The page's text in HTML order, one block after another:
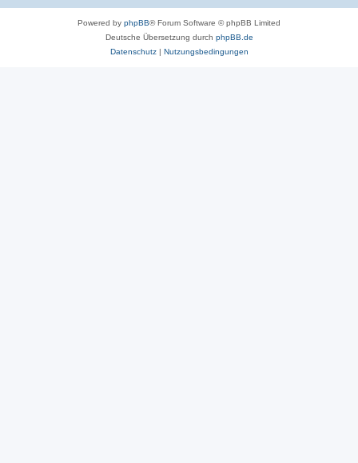
Powered by phpBB® Forum Software © phpBB Limited
Deutsche Übersetzung durch phpBB.de
Datenschutz| Nutzungsbedingungen